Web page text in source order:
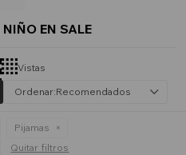
EN SALE
Vistas
Recomendados
Pijamas
Quitar filtros